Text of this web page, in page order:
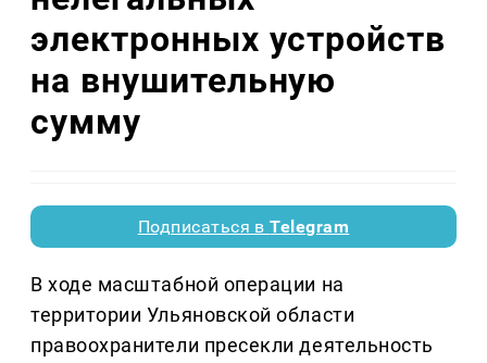
электронных устройств
на внушительную
сумму
Подписаться вTelegram
В ходе масштабной операции на
территории Ульяновской области
правоохранители пресекли деятельность